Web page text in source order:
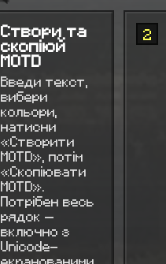
Створи та
скопіюй
MOTD
Введи текст,
вибери
кольори,
натисни
«Створити
MOTD», потім
«Скопіювати
MOTD».
Потрібен весь
рядок —
включно з
Unicode-
2